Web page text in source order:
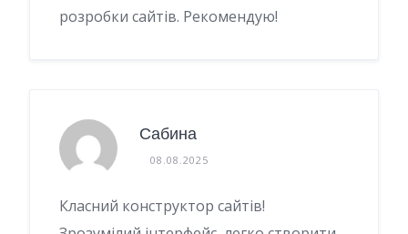
розробки сайтів. Рекомендую!
Сабина
08.08.2025
Класний конструктор сайтів!